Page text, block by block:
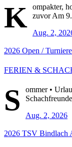
K ompakter,
zuvor Am
Aug. 2,
2026 Open / Turniere
FERIEN &
S
ommer •
Aug. 2, 2026
2026 TSV Bindlach